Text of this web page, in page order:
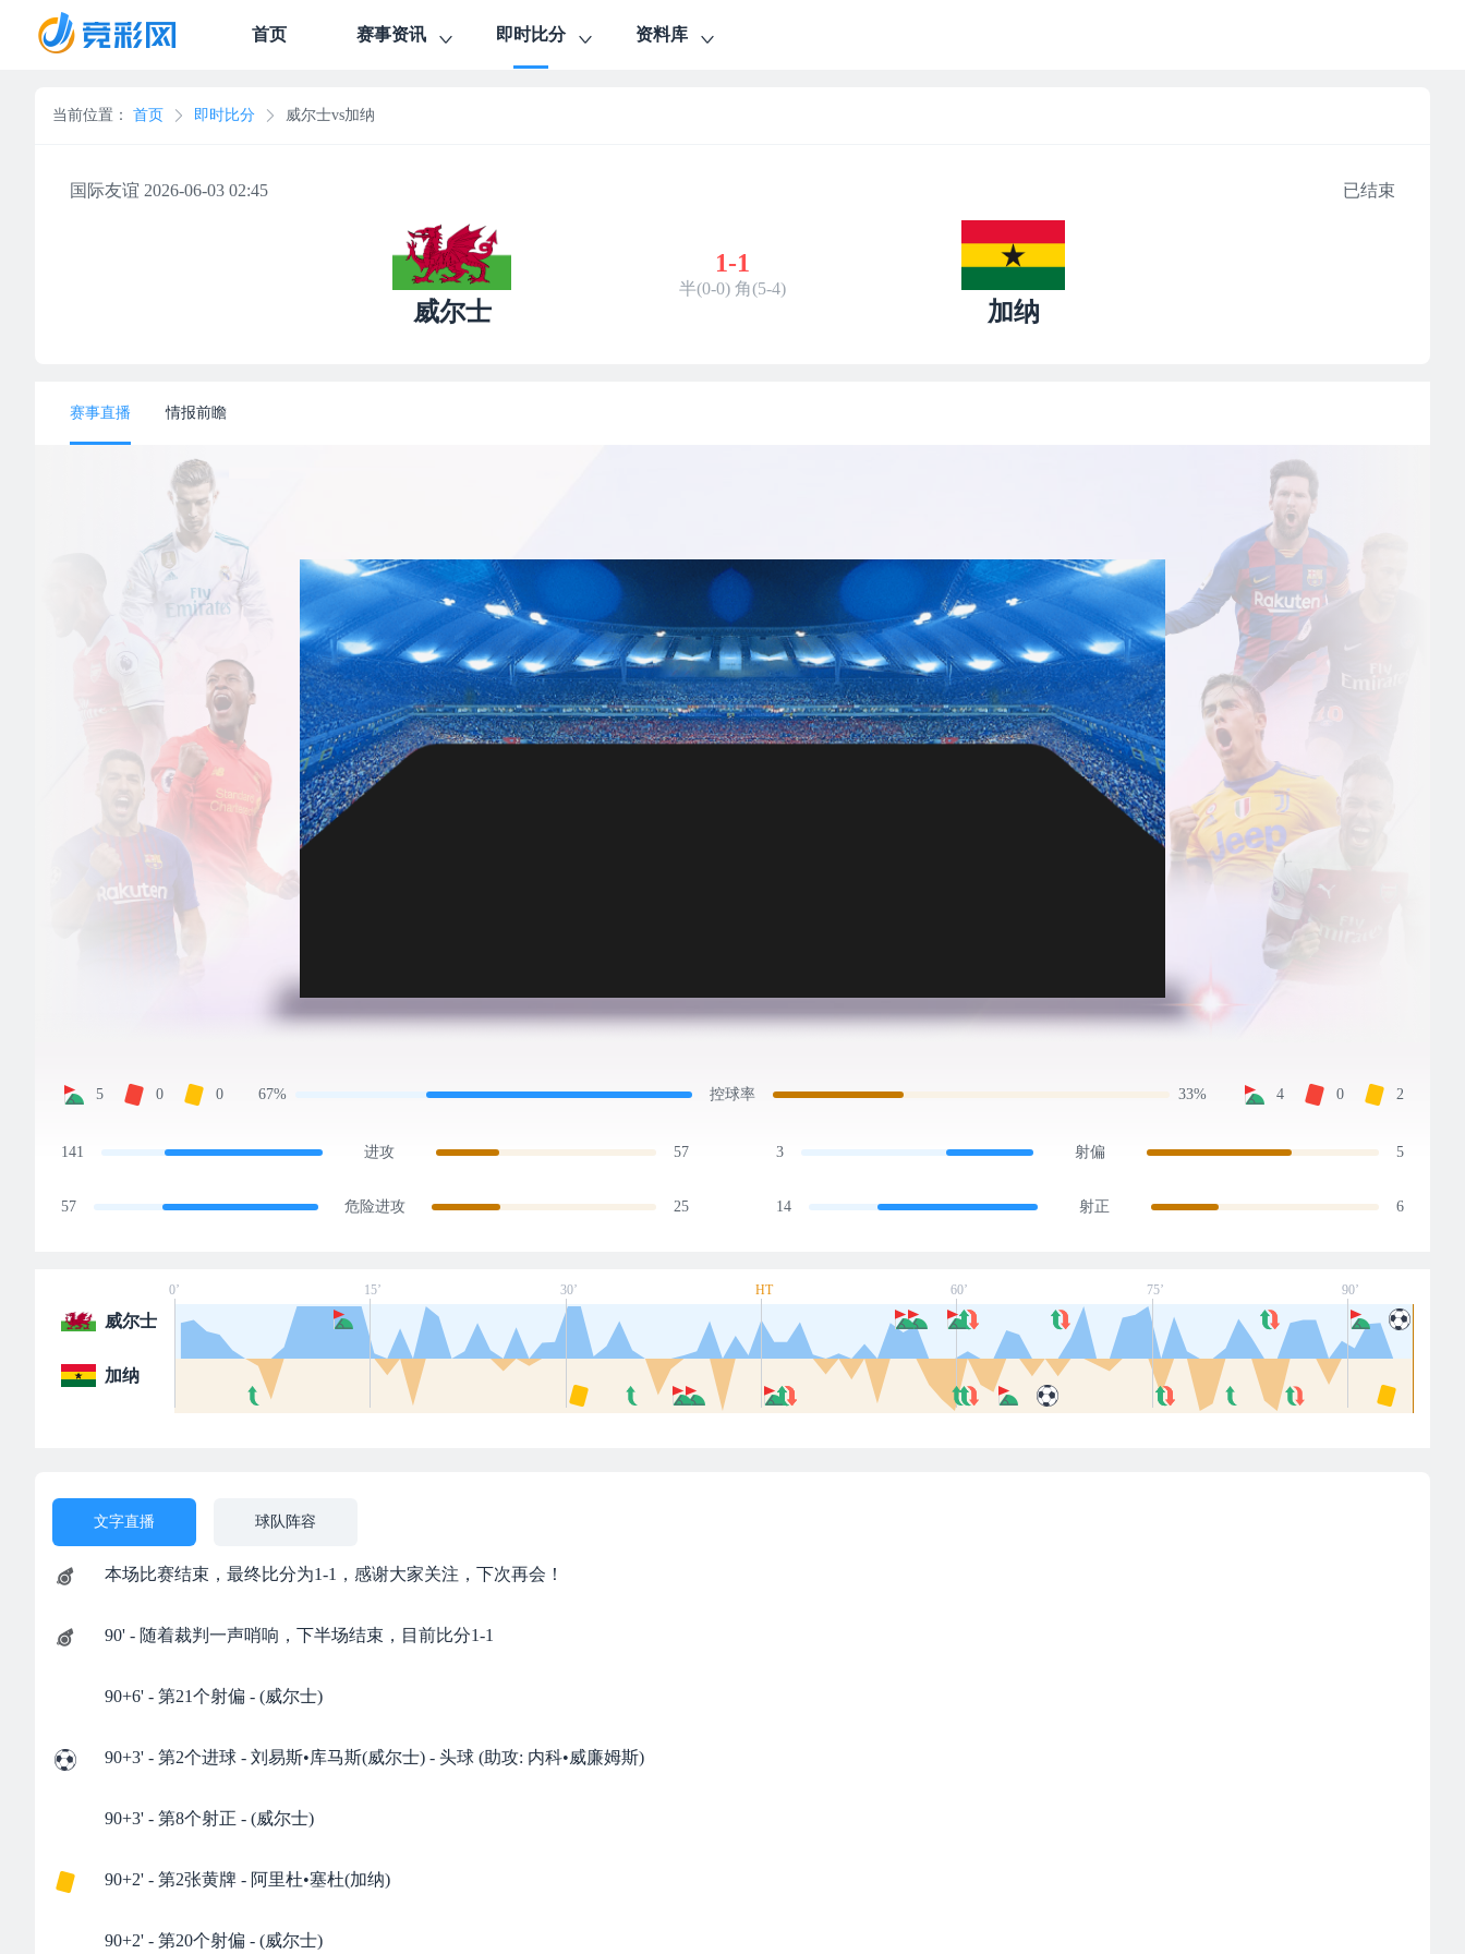
首页 赛事资讯 即时比分 资料库
当前位置： 首页 即时比分 威尔士vs加纳
国际友谊 2026-06-03 02:45 已结束
威尔士
1-1
半(0-0) 角(5-4)
加纳
赛事直播 情报前瞻
5 0 0 67% 控球率 33% 4 0 2
141 进攻 57
57 危险进攻 25
3 射偏 5
14 射正 6
威尔士
加纳
0’ 15’ 30’ HT 60’ 75’ 90’
文字直播 球队阵容
本场比赛结束，最终比分为1-1，感谢大家关注，下次再会！
90' - 随着裁判一声哨响，下半场结束，目前比分1-1
90+6' - 第21个射偏 - (威尔士)
90+3' - 第2个进球 - 刘易斯•库马斯(威尔士) - 头球 (助攻: 内科•威廉姆斯)
90+3' - 第8个射正 - (威尔士)
90+2' - 第2张黄牌 - 阿里杜•塞杜(加纳)
90+2' - 第20个射偏 - (威尔士)